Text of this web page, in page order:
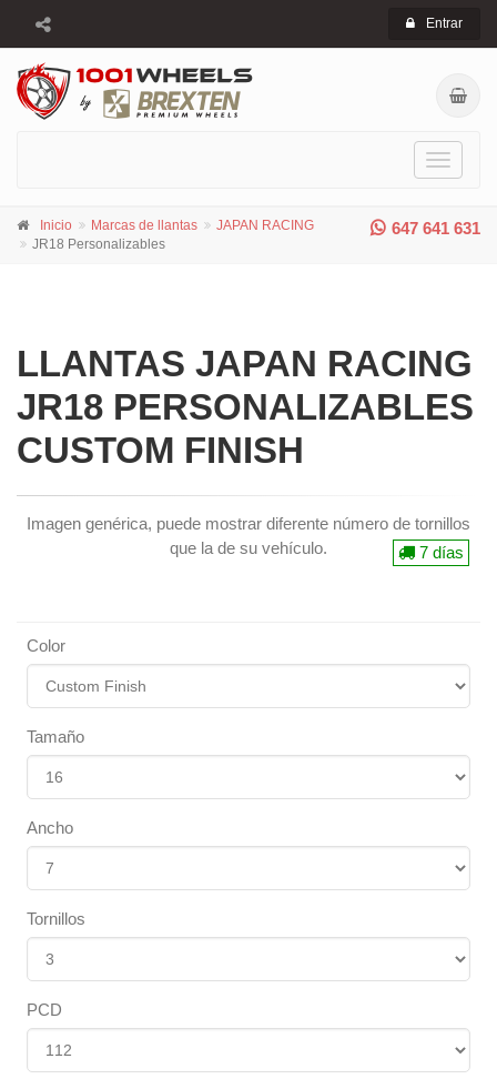
Entrar
Toggle
647 641 631
Inicio Marcas de llantas
JAPAN RACING
JR18 Personalizables
LLANTAS JAPAN RACING
JR18 PERSONALIZABLES
CUSTOM FINISH
Imagen genérica, puede mostrar diferente número de tornillos
que la de su vehículo.
7 días
Color
Tamaño
Ancho
Tornillos
PCD